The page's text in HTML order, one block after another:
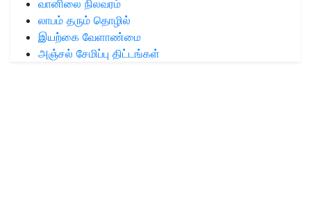
வானிலை நிலவரம்
லாபம் தரும் தொழில்
இயற்கை வேளாண்மை
அஞ்சல் சேமிப்பு திட்டங்கள்